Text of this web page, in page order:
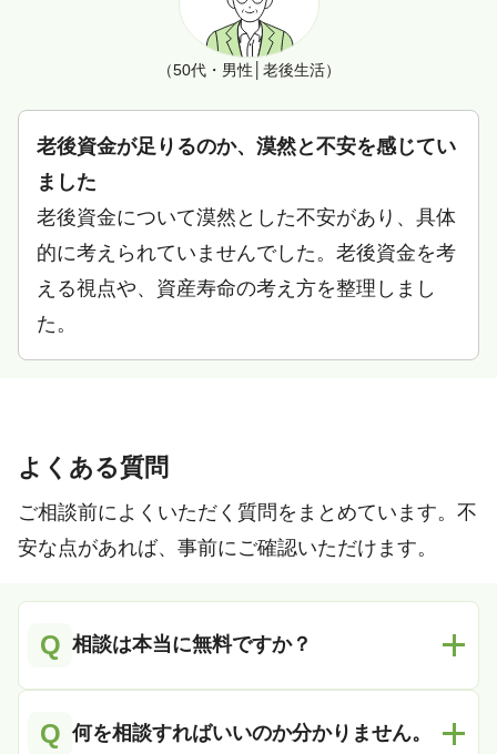
（50代・男性│老後生活）
老後資金が足りるのか、漠然と不安を感じてい
ました
老後資金について漠然とした不安があり、具体
的に考えられていませんでした。老後資金を考
える視点や、資産寿命の考え方を整理しまし
た。
よくある質問
ご相談前によくいただく質問をまとめています。不
安な点があれば、事前にご確認いただけます。
Q 相談は本当に無料ですか？
Q 何を相談すればいいのか分かりません。